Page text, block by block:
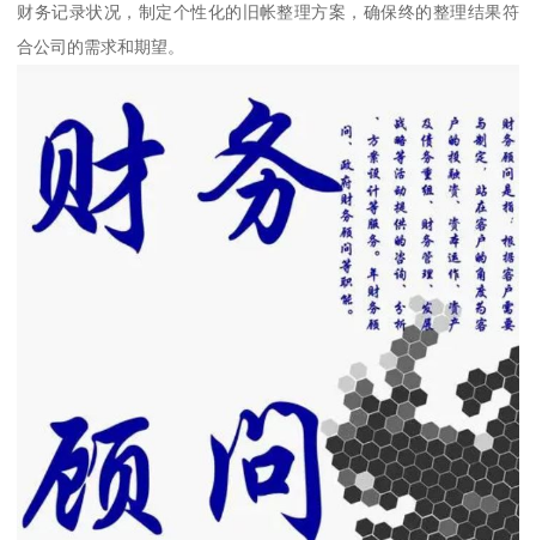
财务记录状况，制定个性化的旧帐整理方案，确保终的整理结果符
合公司的需求和期望。